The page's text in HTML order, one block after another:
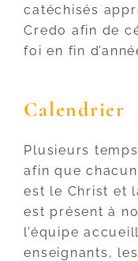
catéchisés
Credo afin de
foi en fin
Calendrier
Plusieurs
afin que
est le Christ et
est présent à
l’équipe
enseignants,